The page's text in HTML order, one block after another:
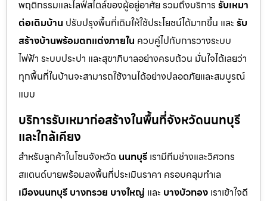
พฤติกรรมและไลฟ์สไตล์ของผู้อยู่อาศัย รวมถึงบริการ รับเหมา
ต่อเติมบ้าน ปรับปรุงพื้นที่เดิมให้ใช้ประโยชน์ได้มากขึ้น และ รับ
สร้างบ้านพร้อมตกแต่งภายใน ควบคู่ไปกับการวางระบบ
ไฟฟ้า ระบบประปา และสุขาภิบาลอย่างครบถ้วน มั่นใจได้เลยว่า
ทุกพื้นที่ในบ้านจะสามารถใช้งานได้อย่างปลอดภัยและสมบูรณ์
แบบ
บริการรับเหมาก่อสร้างในพื้นที่จังหวัดนนทบุรี
และใกล้เคียง
สำหรับลูกค้าในโซนจังหวัด นนทบุรี เรามีทีมช่างและวิศวกร
สแตนด์บายพร้อมลงพื้นที่ประเมินราคา ครอบคลุมทำเล
เมืองนนทบุรี บางกรวย บางใหญ่ และ บางบัวทอง เราเข้าใจดี